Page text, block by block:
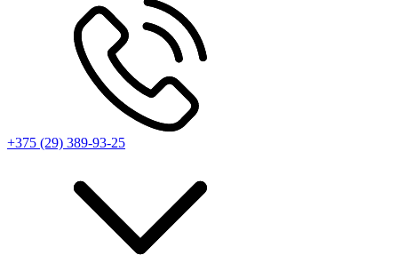
+375 (29) 389-93-25